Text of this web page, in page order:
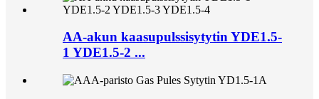
AA-akun kaasupulssisytytin YDE1.5-
1 YDE1.5-2 ...